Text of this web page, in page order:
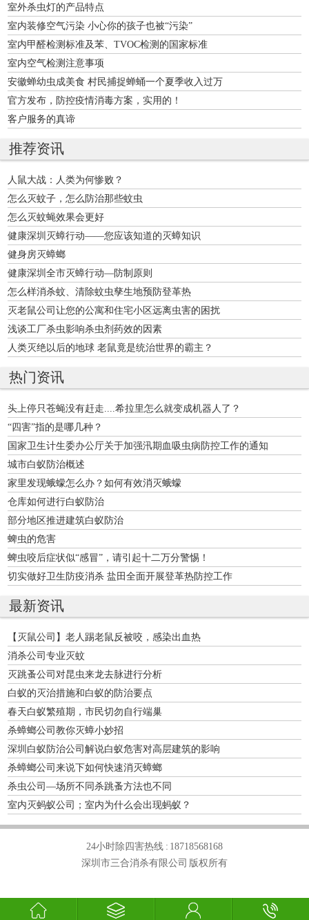
室外杀虫灯的产品特点
室内装修空气污染 小心你的孩子也被“污染”
室内甲醛检测标准及苯、TVOC检测的国家标准
室内空气检测注意事项
安徽蝉幼虫成美食 村民捕捉蝉蛹一个夏季收入过万
官方发布，防控疫情消毒方案，实用的！
客户服务的真谛
推荐资讯
人鼠大战：人类为何惨败？
怎么灭蚊子，怎么防治那些蚊虫
怎么灭蚊蝇效果会更好
健康深圳灭蟑行动——您应该知道的灭蟑知识
健身房灭蟑螂
健康深圳全市灭蟑行动—防制原则
怎么样消杀蚊、清除蚊虫孳生地预防登革热
灭老鼠公司让您的公寓和住宅小区远离虫害的困扰
浅谈工厂杀虫影响杀虫剂药效的因素
人类灭绝以后的地球 老鼠竟是统治世界的霸主？
热门资讯
头上停只苍蝇没有赶走....希拉里怎么就变成机器人了？
“四害”指的是哪几种？
国家卫生计生委办公厅关于加强汛期血吸虫病防控工作的通知
城市白蚁防治概述
家里发现蛾蠓怎么办？如何有效消灭蛾蠓
仓库如何进行白蚁防治
部分地区推进建筑白蚁防治
蜱虫的危害
蜱虫咬后症状似“感冒”，请引起十二万分警惕！
切实做好卫生防疫消杀 盐田全面开展登革热防控工作
最新资讯
【灭鼠公司】老人踢老鼠反被咬，感染出血热
消杀公司专业灭蚊
灭跳蚤公司对昆虫来龙去脉进行分析
白蚁的灭治措施和白蚁的防治要点
春天白蚁繁殖期，市民切勿自行端巢
杀蟑螂公司教你灭蟑小妙招
深圳白蚁防治公司解说白蚁危害对高层建筑的影响
杀蟑螂公司来说下如何快速消灭蟑螂
杀虫公司—场所不同杀跳蚤方法也不同
室内灭蚂蚁公司；室内为什么会出现蚂蚁？
24小时除四害热线 : 18718568168
深圳市三合消杀有限公司 版权所有